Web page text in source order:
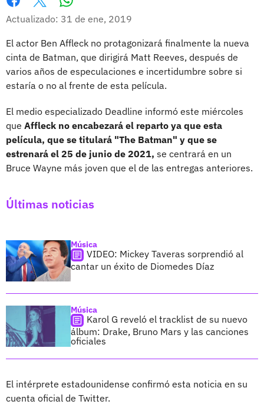
Facebook
X
Actualizado: 31 de ene, 2019
El actor Ben Affleck no protagonizará finalmente la nueva
cinta de Batman, que dirigirá Matt Reeves, después de
varios años de especulaciones e incertidumbre sobre si
estaría o no al frente de esta película.
El medio especializado Deadline informó este miércoles
que Affleck no encabezará el reparto ya que esta
película, que se titulará "The Batman" y que se
estrenará el 25 de junio de 2021, se centrará en un
Bruce Wayne más joven que el de las entregas anteriores.
Últimas noticias
Música
VIDEO: Mickey Taveras sorprendió al
cantar un éxito de Diomedes Díaz
Música
Karol G reveló el tracklist de su nuevo
álbum: Drake, Bruno Mars y las canciones
oficiales
El intérprete estadounidense confirmó esta noticia en su
cuenta oficial de Twitter.